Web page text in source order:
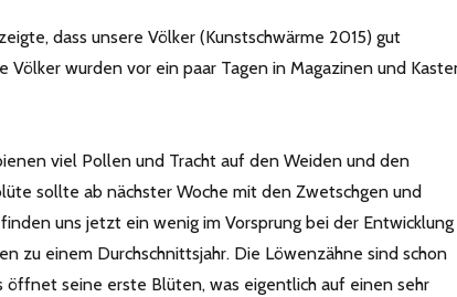
dass unsere Völker (Kunstschwärme 2015) gut
Völker wurden vor ein paar Tagen in Magazinen und
viel Pollen und Tracht auf den Weiden und den
sollte ab nächster Woche mit den Zwetschgen und
uns jetzt ein wenig im Vorsprung bei der Entwicklung
zu einem Durchschnittsjahr. Die Löwenzähne sind schon
öffnet seine erste Blüten, was eigentlich auf einen sehr